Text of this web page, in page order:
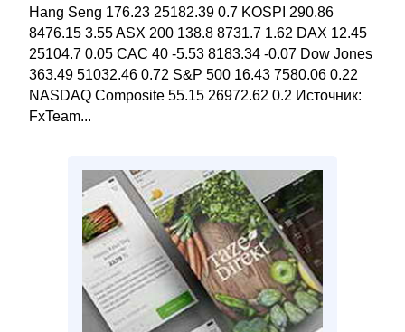
Hang Seng 176.23 25182.39 0.7 KOSPI 290.86
8476.15 3.55 ASX 200 138.8 8731.7 1.62 DAX 12.45
25104.7 0.05 CAC 40 -5.53 8183.34 -0.07 Dow Jones
363.49 51032.46 0.72 S&P 500 16.43 7580.06 0.22
NASDAQ Composite 55.15 26972.62 0.2 Источник:
FxTeam...